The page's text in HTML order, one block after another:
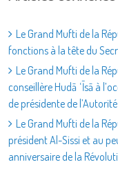
Le Grand Mufti de la
fonctions à la tête du
Le Grand Mufti de la
conseillère Hudā ʿĪsā à
de présidente de
Le Grand Mufti de la
président Al-Sissi et au
anniversaire de la